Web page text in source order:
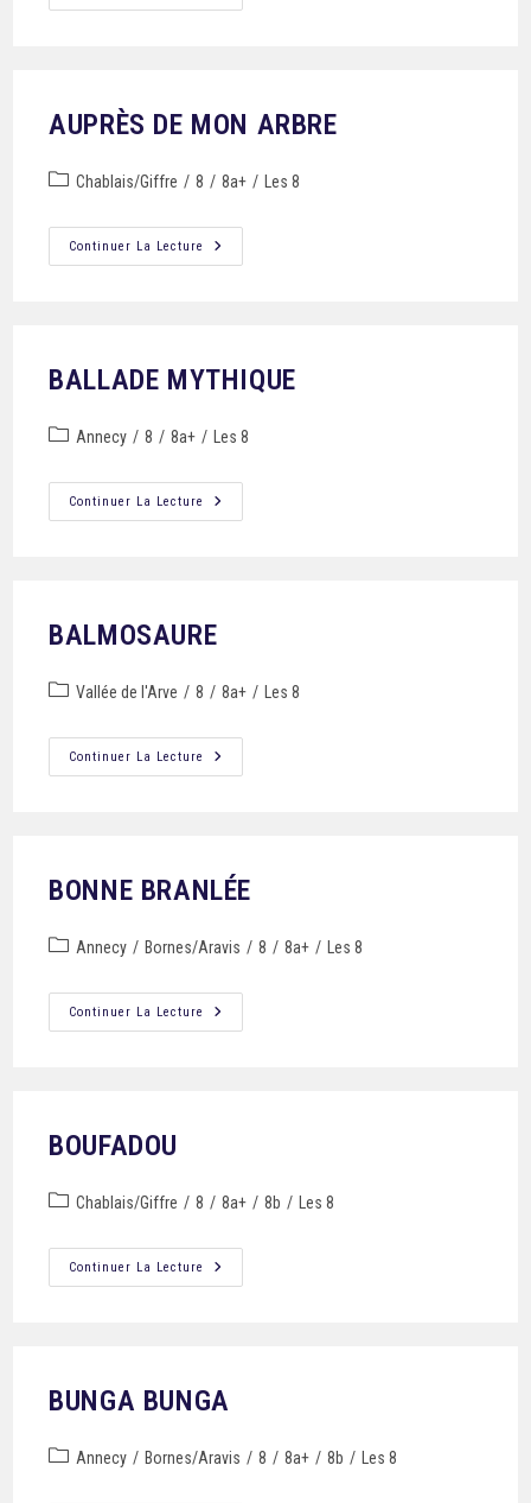
AUPRÈS DE MON ARBRE
Chablais/Giffre / 8 / 8a+ / Les 8
Continuer La Lecture
BALLADE MYTHIQUE
Annecy / 8 / 8a+ / Les 8
Continuer La Lecture
BALMOSAURE
Vallée de l'Arve / 8 / 8a+ / Les 8
Continuer La Lecture
BONNE BRANLÉE
Annecy / Bornes/Aravis / 8 / 8a+ / Les 8
Continuer La Lecture
BOUFADOU
Chablais/Giffre / 8 / 8a+ / 8b / Les 8
Continuer La Lecture
BUNGA BUNGA
Annecy / Bornes/Aravis / 8 / 8a+ / 8b / Les 8